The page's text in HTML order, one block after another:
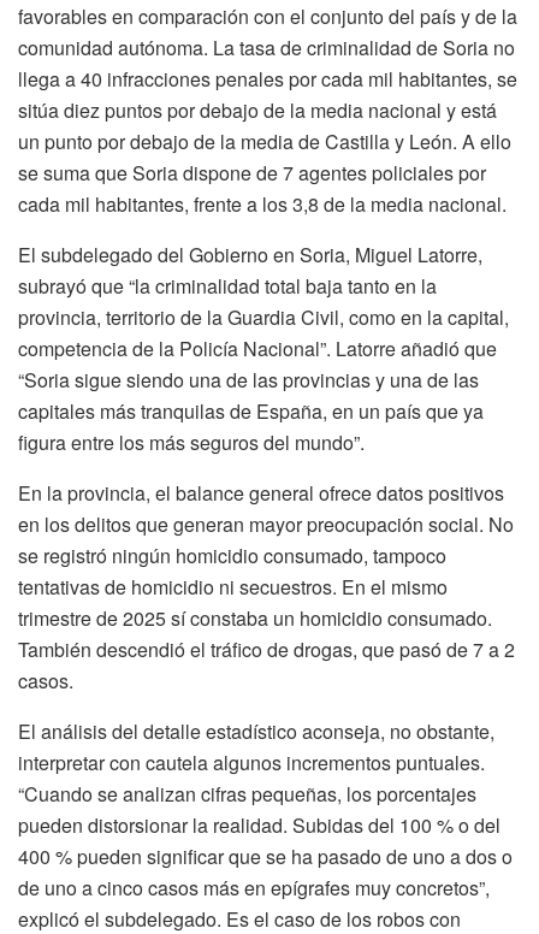
favorables en comparación con el conjunto del país y de la
comunidad autónoma. La tasa de criminalidad de Soria no
llega a 40 infracciones penales por cada mil habitantes, se
sitúa diez puntos por debajo de la media nacional y está
un punto por debajo de la media de Castilla y León. A ello
se suma que Soria dispone de 7 agentes policiales por
cada mil habitantes, frente a los 3,8 de la media nacional.
El subdelegado del Gobierno en Soria, Miguel Latorre,
subrayó que “la criminalidad total baja tanto en la
provincia, territorio de la Guardia Civil, como en la capital,
competencia de la Policía Nacional”. Latorre añadió que
“Soria sigue siendo una de las provincias y una de las
capitales más tranquilas de España, en un país que ya
figura entre los más seguros del mundo”.
En la provincia, el balance general ofrece datos positivos
en los delitos que generan mayor preocupación social. No
se registró ningún homicidio consumado, tampoco
tentativas de homicidio ni secuestros. En el mismo
trimestre de 2025 sí constaba un homicidio consumado.
También descendió el tráfico de drogas, que pasó de 7 a 2
casos.
El análisis del detalle estadístico aconseja, no obstante,
interpretar con cautela algunos incrementos puntuales.
“Cuando se analizan cifras pequeñas, los porcentajes
pueden distorsionar la realidad. Subidas del 100 % o del
400 % pueden significar que se ha pasado de uno a dos o
de uno a cinco casos más en epígrafes muy concretos”,
explicó el subdelegado. Es el caso de los robos con